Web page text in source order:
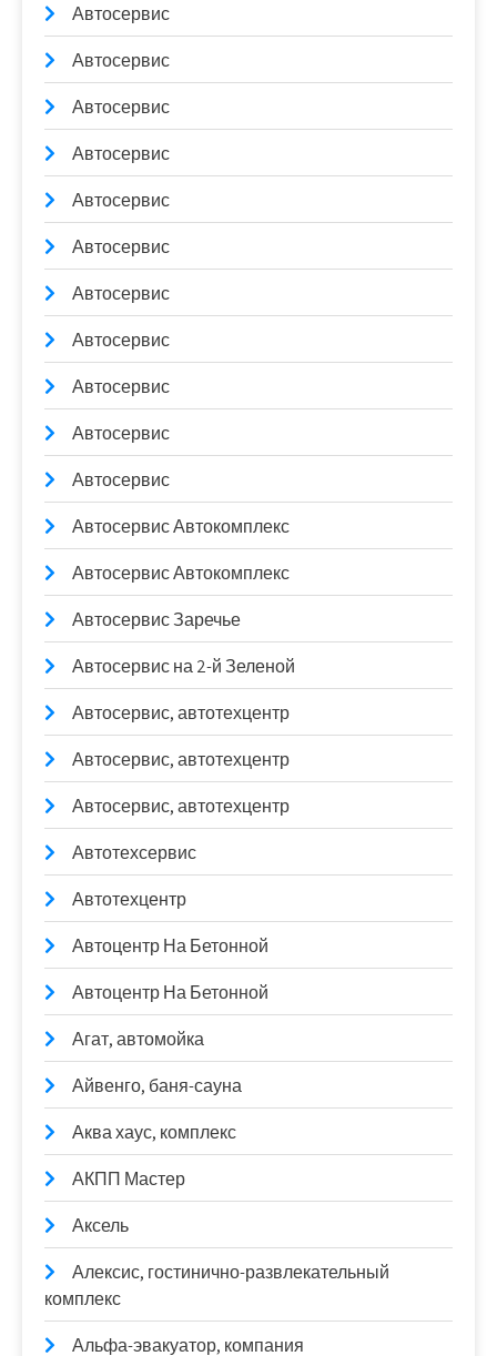
Автосервис
Автосервис
Автосервис
Автосервис
Автосервис
Автосервис
Автосервис
Автосервис
Автосервис
Автосервис
Автосервис
Автосервис Автокомплекс
Автосервис Автокомплекс
Автосервис Заречье
Автосервис на 2-й Зеленой
Автосервис, автотехцентр
Автосервис, автотехцентр
Автосервис, автотехцентр
Автотехсервис
Автотехцентр
Автоцентр На Бетонной
Автоцентр На Бетонной
Агат, автомойка
Айвенго, баня-сауна
Аква хаус, комплекс
АКПП Мастер
Аксель
Алексис, гостинично-развлекательный
комплекс
Альфа-эвакуатор, компания